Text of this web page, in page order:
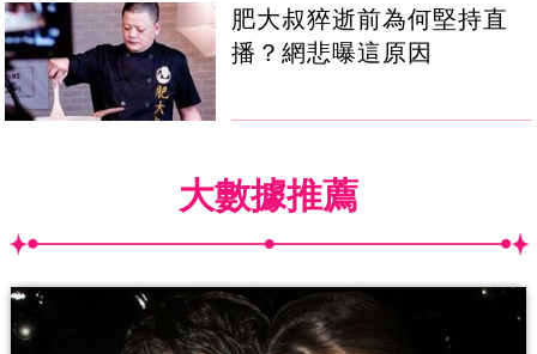
肥大叔猝逝前為何堅持直
播？網悲曝這原因
大數據推薦